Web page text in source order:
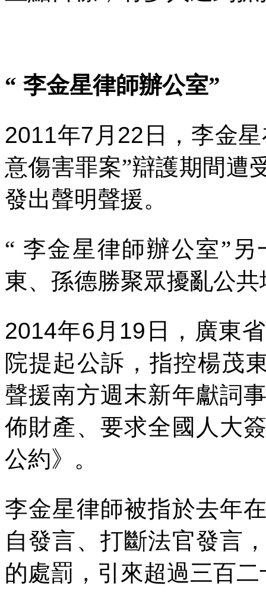
“ 李金星律師辦公室”
2011年7 月 22 日，李金
意傷害罪案”辯護期間遭
發出聲明聲援。
“ 李金星律師辦公室”
東、孫德勝聚眾擾亂公
2014年6 月 19 日，廣東
院提起公訴，指控楊茂
聲援南方週末新年獻詞
佈財產、要求全國人大
公約》。
李金星律師被指於去年
自發言、打斷法官發言
的處罰，引來超過三百